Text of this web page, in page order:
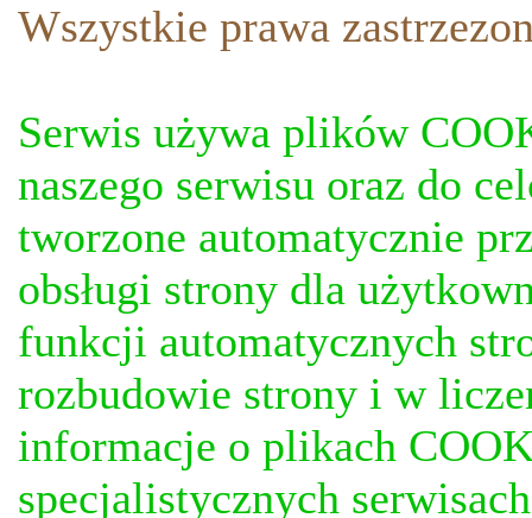
Wszystkie prawa
Serwis używa plików
naszego serwisu oraz do
tworzone automatycznie
obsługi strony dla
funkcji automatycznych
rozbudowie strony i w
informacje o plikach
specjalistycznych